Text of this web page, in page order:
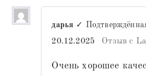
дарья ✓
20.12.2025
Отзыв с
Очень хорошее